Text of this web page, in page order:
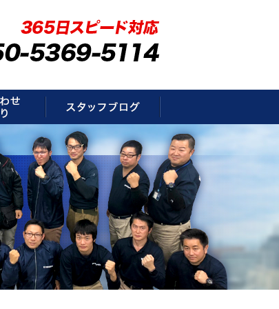
お問い合わせ・お見積もり